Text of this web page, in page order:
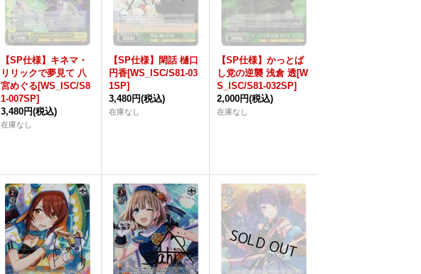
【SP仕様】キネマ・
リリックで夢見て 八
宮めぐる[WS_ISC/S8
1-007SP]
3,480円(税込)
在庫なし
【SP仕様】閑話 樋口
円香[WS_ISC/S81-03
1SP]
3,480円(税込)
在庫なし
【SP仕様】かっとば
し党の逆襲 浅倉 透[W
S_ISC/S81-032SP]
2,000円(税込)
在庫なし